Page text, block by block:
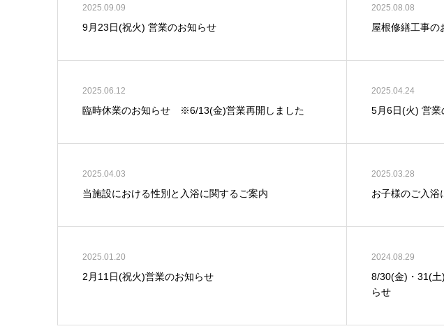
2025.09.09
9月23日(祝火) 営業のお知らせ
2025.08.08
屋根修繕工事
2025.06.12
臨時休業のお知らせ ※6/13(金)営業再開しました
2025.04.24
5月6日(火) 営業
2025.04.03
当施設における性別と入浴に関するご案内
2025.03.28
お子様のご入浴
2025.01.20
2月11日(祝火)営業のお知らせ
2024.08.29
8/30(金)・31(
らせ